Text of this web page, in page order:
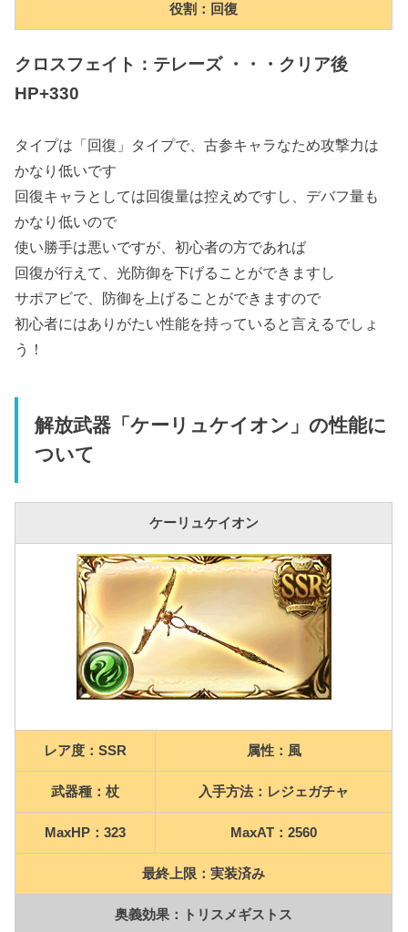
役割：回復
クロスフェイト：テレーズ ・・・クリア後
HP+330
タイプは「回復」タイプで、古参キャラなため攻撃力は
かなり低いです
回復キャラとしては回復量は控えめですし、デバフ量も
かなり低いので
使い勝手は悪いですが、初心者の方であれば
回復が行えて、光防御を下げることができますし
サポアビで、防御を上げることができますので
初心者にはありがたい性能を持っていると言えるでしょ
う！
解放武器「ケーリュケイオン」の性能に
ついて
ケーリュケイオン
レア度：SSR 属性：風
武器種：杖 入手方法：レジェガチャ
MaxHP：323 MaxAT：2560
最終上限：実装済み
奥義効果：トリスメギストス